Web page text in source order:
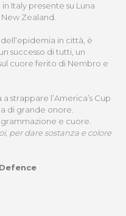
Italy presente su Luna
Zealand.
in città, è
successo di tutti, un
cuore ferito di Nembro e
strappare l’America’s Cup
di grande onore.
e cuore.
per dare sostanza e colore